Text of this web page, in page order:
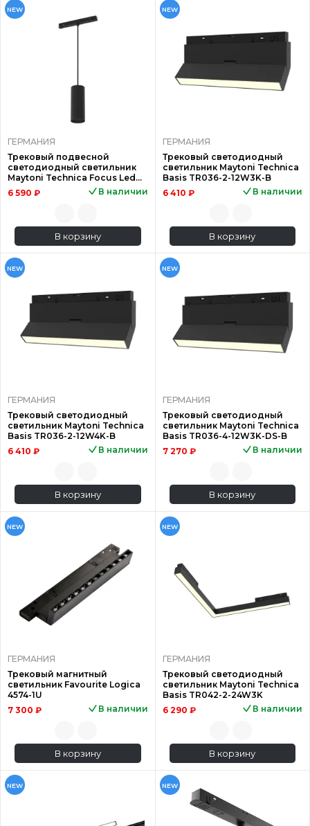
NEW
ГЕРМАНИЯ
Трековый подвесной
светодиодный светильник
Maytoni Technica Focus Led
TR041-4-12W3K-M-DS-B
6 590 ₽ В наличии
В корзину
NEW
ГЕРМАНИЯ
Трековый светодиодный
светильник Maytoni Technica
Basis TR036-2-12W3K-B
6 410 ₽
В наличии
В корзину
NEW
ГЕРМАНИЯ
Трековый светодиодный
светильник Maytoni Technica
Basis TR036-2-12W4K-B
6 410 ₽
В наличии
В корзину
NEW
ГЕРМАНИЯ
Трековый светодиодный
светильник Maytoni Technica
Basis TR036-4-12W3K-DS-B
7 270 ₽
В наличии
В корзину
NEW
ГЕРМАНИЯ
Трековый магнитный
светильник Favourite Logica
4574-1U
7 300 ₽
В наличии
В корзину
NEW
ГЕРМАНИЯ
Трековый светодиодный
светильник Maytoni Technica
Basis TR042-2-24W3K
6 290 ₽
В наличии
В корзину
NEW NEW